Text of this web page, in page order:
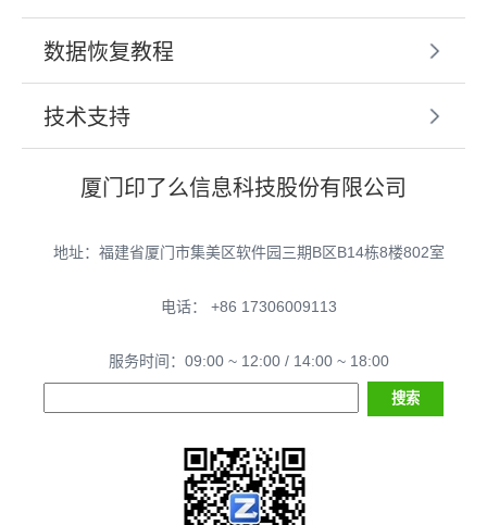
数据恢复教程
技术支持
厦门印了么信息科技股份有限公司
地址：福建省厦门市集美区软件园三期B区B14栋8楼802室
电话： +86 17306009113
服务时间：09:00 ~ 12:00 / 14:00 ~ 18:00